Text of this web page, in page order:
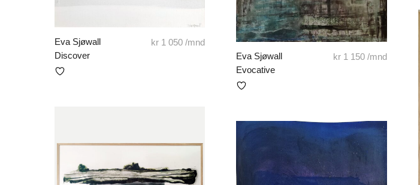
Eva Sjøwall
Discover
kr 1 050 /mnd
Eva Sjøwall
Evocative
kr 1 150 /mnd